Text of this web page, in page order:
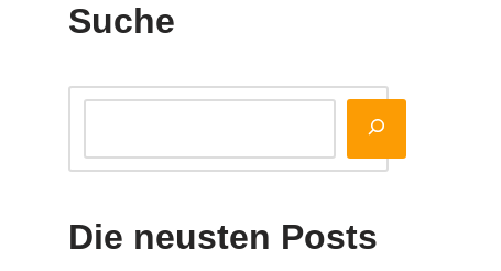
Suche
Die neusten Posts